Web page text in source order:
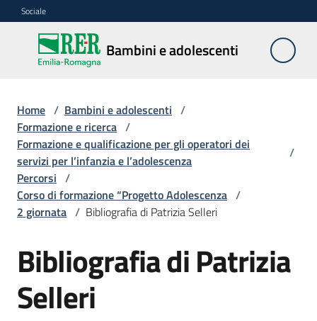
Vai al contenuto
Vai alla navigazione
Vai al footer
Sociale
Bambini e adolescenti
Bambini e
adolescenti
Accoglienza,
tutela
e
sostegno
Centri
estivi
e
Home / Bambini e adolescenti /
Formazione e ricerca /
Formazione e qualificazione per gli operatori dei
servizi per l’infanzia e l’adolescenza
/
Percorsi /
Corso di formazione “Progetto Adolescenza /
2 giornata / Bibliografia di Patrizia Selleri
Bibliografia di Patrizia
Selleri